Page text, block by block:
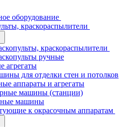
оборудование
краскораспылители
краскораспылители
ручные
агрегаты
для отделки стен и потолков
аппараты и агрегаты
машины (станции)
машины
к окрасочным аппаратам